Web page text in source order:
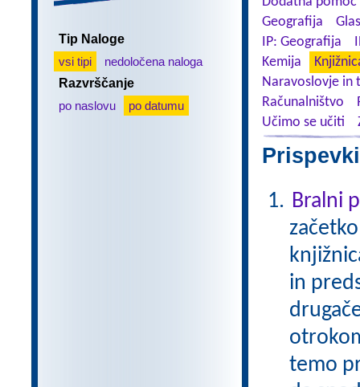
Tip Naloge
vsi tipi
nedoločena naloga
Razvrščanje
po naslovu
po datumu
Geografija
IP: Geografija
Kemija
Naravoslovje in
Računalništvo
Učimo se učiti
Bralni
in
temo